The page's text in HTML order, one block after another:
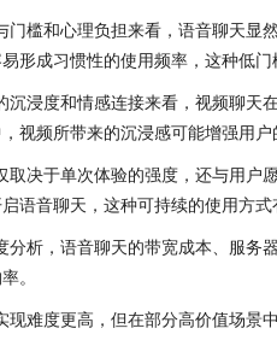
门槛和心理负担来看，语音聊天显
形成习惯性的使用频率，这种低门
沉浸度和情感连接来看，视频聊天
视频所带来的沉浸感可能增强用户
取决于单次体验的强度，还与用户
语音聊天，这种可持续的使用方式
分析，语音聊天的带宽成本、服务
。
现难度更高，但在部分高价值场景